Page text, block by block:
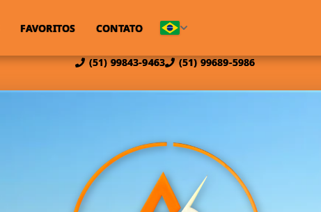
(51) 99843-9463 (51) 99689-5986
FAVORITOS CONTATO